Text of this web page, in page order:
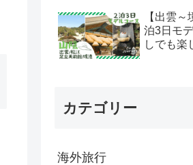
【出雲
泊3日モ
しでも楽
カテゴリー
海外旅行